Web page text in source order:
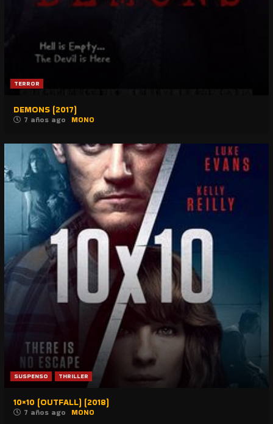
TERROR
DEMONS (2017)
7 años ago MONO
SUSPENSO THRILLER
10×10 (OUTFALL) (2018)
7 años ago MONO